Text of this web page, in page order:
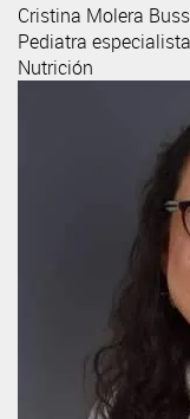
Cristina Molera
Pediatra
Nutrición